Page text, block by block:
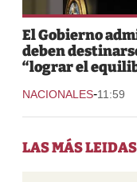
El Gobierno
deben
“lograr el
NACIONALES-11:59
LAS MÁS LEIDAS